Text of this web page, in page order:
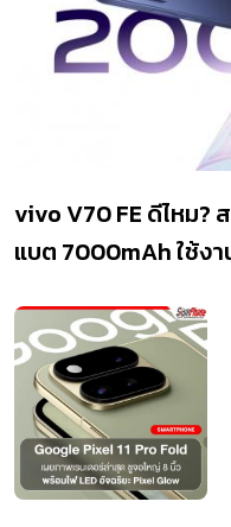
vivo V70 FE ดีไหม?
แบต 7000mAh ใช้ง